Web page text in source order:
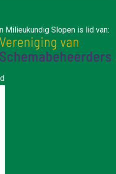
Milieukundig Slopen is lid van: